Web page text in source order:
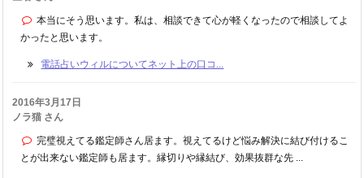
本当にそう思います。私は、相談できて心が軽くなったので相談してよ
かったと思います。
電話占いウィルについてネット上の口コ...
2016年3月17日
ノラ猫 さん
完璧視えてる鑑定師さん居ます。視えてるけど悩み解決に結び付けるこ
とが出来ない鑑定師も居ます。縁切りや縁結び、効果抜群な先 ...